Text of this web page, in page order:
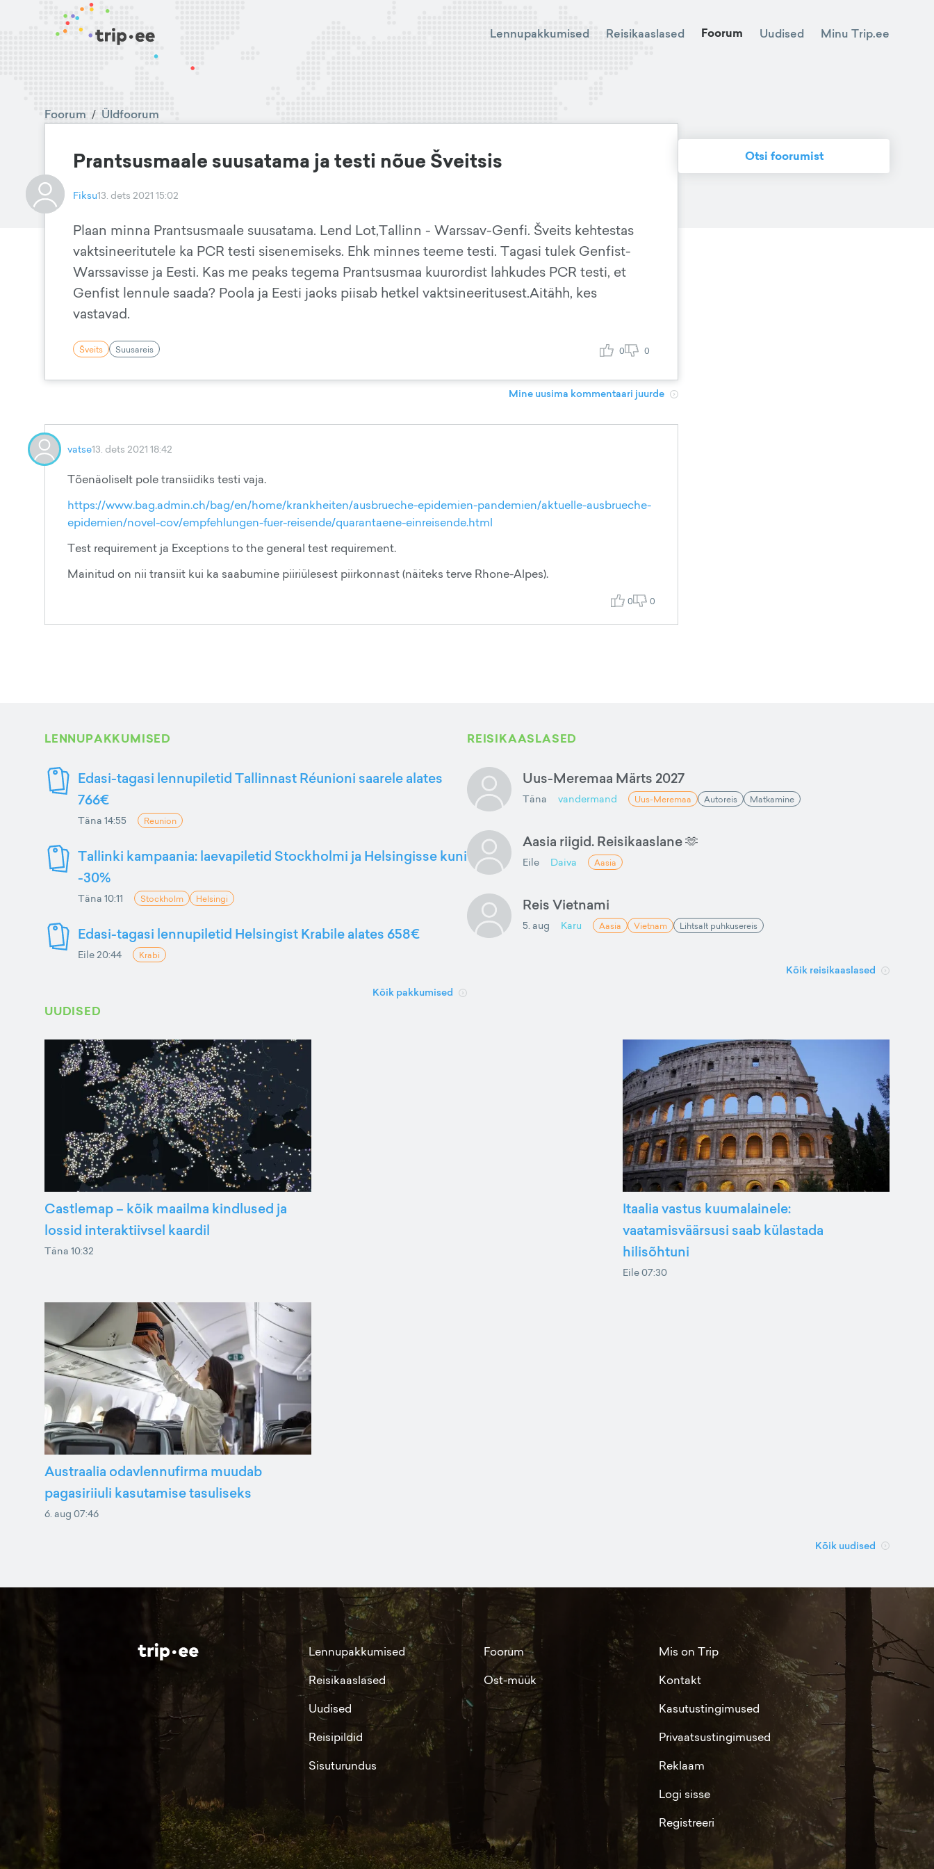
Lennupakkumised Reisikaaslased Foorum Uudised Minu Trip.ee
Foorum / Üldfoorum
Prantsusmaale suusatama ja testi nõue Šveitsis
Fiksu13. dets 2021 15:02
Plaan minna Prantsusmaale suusatama. Lend Lot,Tallinn - Warssav-Genfi. Šveits kehtestas
vaktsineeritutele ka PCR testi sisenemiseks. Ehk minnes teeme testi. Tagasi tulek Genfist-
Warssavisse ja Eesti. Kas me peaks tegema Prantsusmaa kuurordist lahkudes PCR testi, et
Genfist lennule saada? Poola ja Eesti jaoks piisab hetkel vaktsineeritusest.Aitähh, kes
vastavad.
Šveits Suusareis 0 0
Mine uusima kommentaari juurde
vatse13. dets 2021 18:42
Tõenäoliselt pole transiidiks testi vaja.
https://www.bag.admin.ch/bag/en/home/krankheiten/ausbrueche-epidemien-pandemien/aktuelle-ausbrueche-
epidemien/novel-cov/empfehlungen-fuer-reisende/quarantaene-einreisende.html
Test requirement ja Exceptions to the general test requirement.
Mainitud on nii transiit kui ka saabumine piiriülesest piirkonnast (näiteks terve Rhone-Alpes).
0 0
Otsi foorumist
LENNUPAKKUMISED
Edasi-tagasi lennupiletid Tallinnast Réunioni saarele alates
766€
Täna 14:55 Reunion
Tallinki kampaania: laevapiletid Stockholmi ja Helsingisse kuni
-30%
Täna 10:11 Stockholm Helsingi
Edasi-tagasi lennupiletid Helsingist Krabile alates 658€
Eile 20:44 Krabi
Kõik pakkumised
REISIKAASLASED
Uus-Meremaa Märts 2027
Täna vandermand Uus-Meremaa Autoreis Matkamine
Aasia riigid. Reisikaaslane 🫶
Eile Daiva Aasia
Reis Vietnami
5. aug Karu Aasia Vietnam Lihtsalt puhkusereis
Kõik reisikaaslased
UUDISED
Castlemap – kõik maailma kindlused ja
lossid interaktiivsel kaardil
Täna 10:32
Itaalia vastus kuumalainele:
vaatamisväärsusi saab külastada
hilisõhtuni
Eile 07:30
Austraalia odavlennufirma muudab
pagasiriiuli kasutamise tasuliseks
6. aug 07:46
Kõik uudised
Lennupakkumised
Reisikaaslased
Uudised
Reisipildid
Sisuturundus
Foorum
Ost-müük
Mis on Trip
Kontakt
Kasutustingimused
Privaatsustingimused
Reklaam
Logi sisse
Registreeri